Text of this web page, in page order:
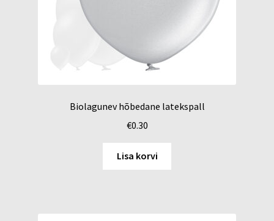
Biolagunev hõbedane latekspall
€0.30
Lisa korvi